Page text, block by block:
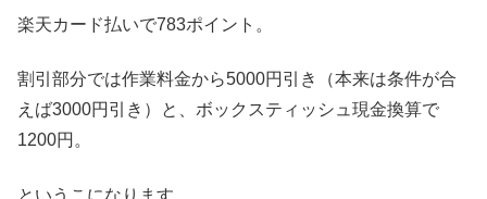
楽天カード払いで783ポイント。
割引部分では作業料金から5000円引き（本来は条件が合
えば3000円引き）と、ボックスティッシュ現金換算で
1200円。
というこになります。